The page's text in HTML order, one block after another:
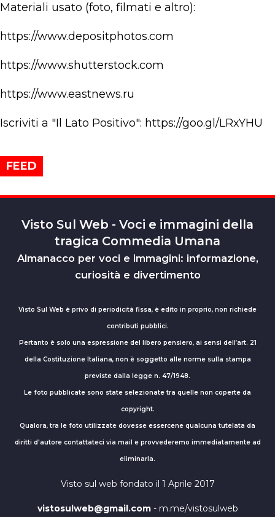
Materiali usato (foto, filmati e altro):
https://www.depositphotos.com
https://www.shutterstock.com
https://www.eastnews.ru
Iscriviti a "Il Lato Positivo": https://goo.gl/LRxYHU
FEED
Visto Sul Web - Voci e immagini della
tragica Commedia Umana
Almanacco per voci e immagini: informazione,
curiosità e divertimento
Visto Sul Web è privo di periodicità fissa, è edito in proprio, non richiede
contributi pubblici.
Pertanto è solo una espressione del libero pensiero, ai sensi dell’art. 21
della Costituzione Italiana, non è soggetto alle norme sulla stampa
previste dalla legge n. 47/1948.
Le foto pubblicate sono state selezionate tra quelle non coperte da
copyright.
Qualora, tra le foto utilizzate dovesse essercene qualcuna tutelata da
diritti d'autore contattateci via mail e provvederemo immediatamente ad
eliminarla.
Visto sul web fondato il 1 Aprile 2017
vistosulweb@gmail.com- m.me/vistosulweb